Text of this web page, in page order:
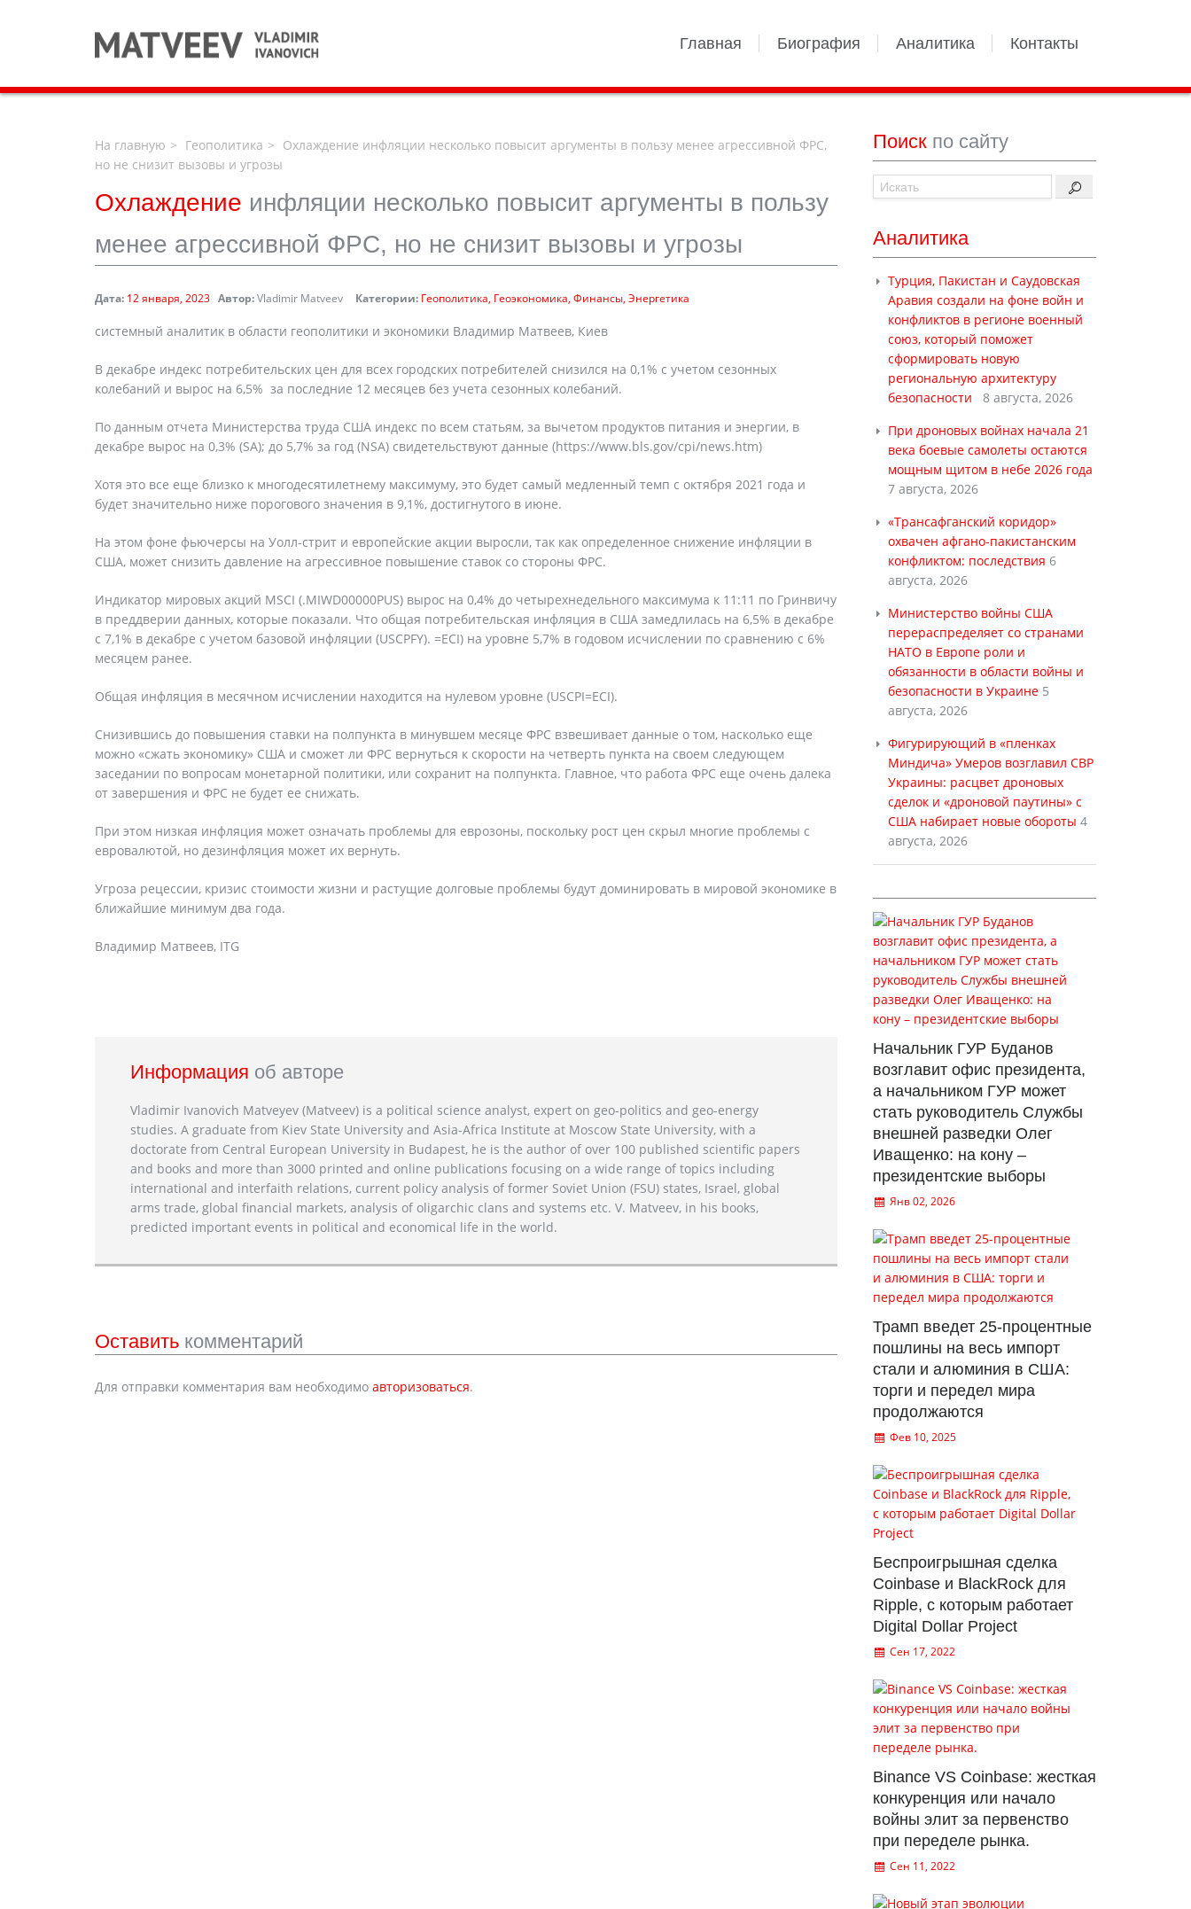
Главная Биография Аналитика Контакты
На главную Геополитика
Охлаждение инфляции несколько повысит аргументы в пользу менее агрессивной ФРС,
но не снизит вызовы и угрозы
Охлаждение инфляции несколько повысит аргументы в пользу
менее агрессивной ФРС, но не снизит вызовы и угрозы
Дата: 12 января, 2023 Автор:Vladimir Matveev Категории: Геополитика Геоэкономика Финансы Энергетика
системный аналитик в области геополитики и экономики Владимир Матвеев, Киев
В декабре индекс потребительских цен для всех городских потребителей снизился на 0,1% с учетом сезонных
колебаний и вырос на 6,5% за последние 12 месяцев без учета сезонных колебаний.
По данным отчета Министерства труда США индекс по всем статьям, за вычетом продуктов питания и энергии, в
декабре вырос на 0,3% (SA); до 5,7% за год (NSA) свидетельствуют данные (https://www.bls.gov/cpi/news.htm)
Хотя это все еще близко к многодесятилетнему максимуму, это будет самый медленный темп с октября 2021 года и
будет значительно ниже порогового значения в 9,1%, достигнутого в июне.
На этом фоне фьючерсы на Уолл-стрит и европейские акции выросли, так как определенное снижение инфляции в
США, может снизить давление на агрессивное повышение ставок со стороны ФРС.
Индикатор мировых акций MSCI (.MIWD00000PUS) вырос на 0,4% до четырехнедельного максимума к 11:11 по Гринвичу
в преддверии данных, которые показали. Что общая потребительская инфляция в США замедлилась на 6,5% в декабре
с 7,1% в декабре с учетом базовой инфляции (USCPFY). =ECI) на уровне 5,7% в годовом исчислении по сравнению с 6%
месяцем ранее.
Общая инфляция в месячном исчислении находится на нулевом уровне (USCPI=ECI).
Снизившись до повышения ставки на полпункта в минувшем месяце ФРС взвешивает данные о том, насколько еще
можно «сжать экономику» США и сможет ли ФРС вернуться к скорости на четверть пункта на своем следующем
заседании по вопросам монетарной политики, или сохранит на полпункта. Главное, что работа ФРС еще очень далека
от завершения и ФРС не будет ее снижать.
При этом низкая инфляция может означать проблемы для еврозоны, поскольку рост цен скрыл многие проблемы с
евровалютой, но дезинфляция может их вернуть.
Угроза рецессии, кризис стоимости жизни и растущие долговые проблемы будут доминировать в мировой экономике в
ближайшие минимум два года.
Владимир Матвеев, ITG
Информация об авторе
Vladimir Ivanovich Matveyev (Matveev) is a political science analyst, expert on geo-politics and geo-energy
studies. A graduate from Kiev State University and Asia-Africa Institute at Moscow State University, with a
doctorate from Central European University in Budapest, he is the author of over 100 published scientific papers
and books and more than 3000 printed and online publications focusing on a wide range of topics including
international and interfaith relations, current policy analysis of former Soviet Union (FSU) states, Israel, global
arms trade, global financial markets, analysis of oligarchic clans and systems etc. V. Matveev, in his books,
predicted important events in political and economical life in the world.
Оставить комментарий
Для отправки комментария вам необходимо авторизоваться.
Поиск по сайту
Аналитика
Турция, Пакистан и Саудовская
Аравия создали на фоне войн и
конфликтов в регионе военный
союз, который поможет
сформировать новую
региональную архитектуру
безопасности
8 августа, 2026
При дроновых войнах начала 21
века боевые самолеты остаются
мощным щитом в небе 2026 года
7 августа, 2026
«Трансафганский коридор»
охвачен афгано-пакистанским
конфликтом: последствия 6
августа, 2026
Министерство войны США
перераспределяет со странами
НАТО в Европе роли и
обязанности в области войны и
безопасности в Украине 5
августа, 2026
Фигурирующий в «пленках
Миндича» Умеров возглавил СВР
Украины: расцвет дроновых
сделок и «дроновой паутины» с
США набирает новые обороты 4
августа, 2026
Начальник ГУР Буданов
возглавит офис президента,
а начальником ГУР может
стать руководитель Службы
внешней разведки Олег
Иващенко: на кону –
президентские выборы
Янв 02, 2026
Трамп введет 25-процентные
пошлины на весь импорт
стали и алюминия в США:
торги и передел мира
продолжаются
Фев 10, 2025
Беспроигрышная сделка
Coinbase и BlackRock для
Ripple, с которым работает
Digital Dollar Project
Сен 17, 2022
Binance VS Coinbase: жесткая
конкуренция или начало
войны элит за первенство
при переделе рынка.
Сен 11, 2022